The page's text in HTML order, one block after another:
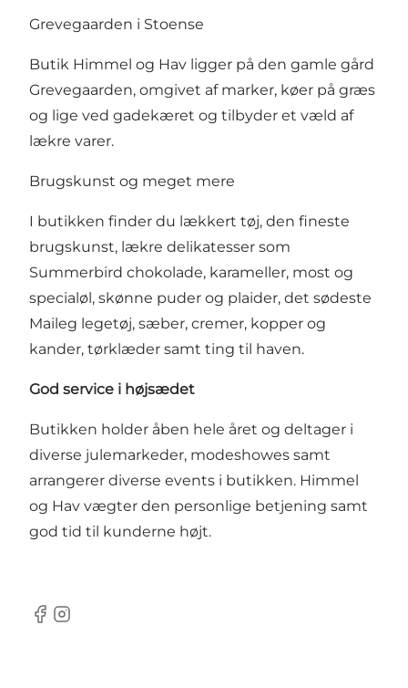
Grevegaarden i Stoense
Butik Himmel og Hav ligger på den gamle gård
Grevegaarden, omgivet af marker, køer på græs
og lige ved gadekæret og tilbyder et væld af
lækre varer.
Brugskunst og meget mere
I butikken finder du lækkert tøj, den fineste
brugskunst, lækre delikatesser som
Summerbird chokolade, karameller, most og
specialøl, skønne puder og plaider, det sødeste
Maileg legetøj, sæber, cremer, kopper og
kander, tørklæder samt ting til haven.
God service i højsædet
Butikken holder åben hele året og deltager i
diverse julemarkeder, modeshowes samt
arrangerer diverse events i butikken. Himmel
og Hav vægter den personlige betjening samt
god tid til kunderne højt.
Facebook
Instagram